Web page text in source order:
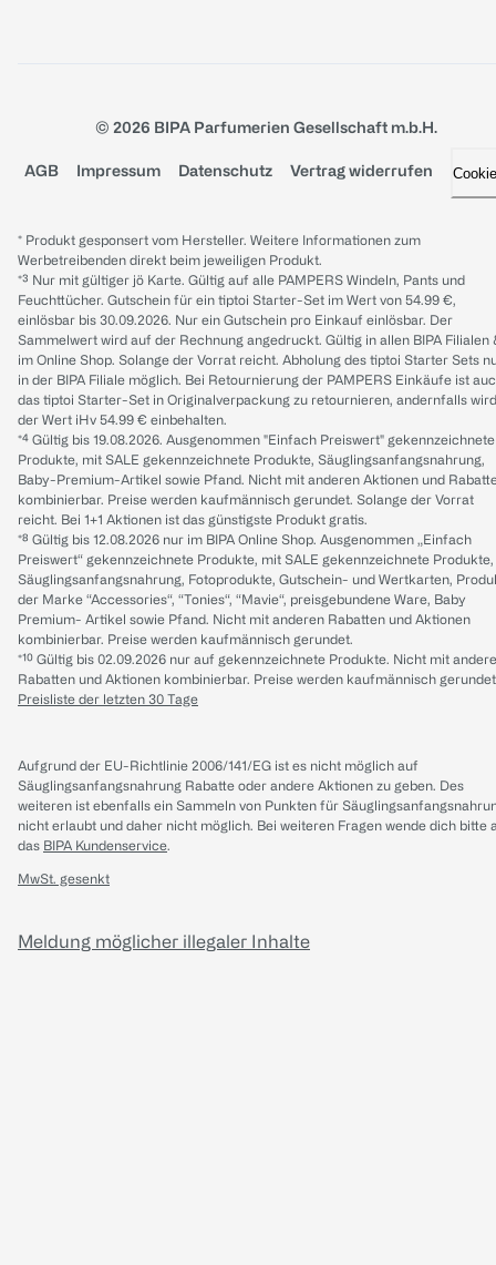
© 2026 BIPA Parfumerien Gesellschaft m.b.H.
AGB Impressum Datenschutz Vertrag widerrufen
* Produkt gesponsert vom Hersteller. Weitere Informationen zum
Werbetreibenden direkt beim jeweiligen Produkt.
*³ Nur mit gültiger jö Karte. Gültig auf alle PAMPERS Windeln, Pants und
Feuchttücher. Gutschein für ein tiptoi Starter-Set im Wert von 54.99 €,
einlösbar bis 30.09.2026. Nur ein Gutschein pro Einkauf einlösbar. Der
Sammelwert wird auf der Rechnung angedruckt. Gültig in allen BIPA Filialen
im Online Shop. Solange der Vorrat reicht. Abholung des tiptoi Starter Sets
in der BIPA Filiale möglich. Bei Retournierung der PAMPERS Einkäufe ist
das tiptoi Starter-Set in Originalverpackung zu retournieren, andernfalls wird
der Wert iHv 54.99 € einbehalten.
*⁴ Gültig bis 19.08.2026. Ausgenommen "Einfach Preiswert" gekennzeichnete
Produkte, mit SALE gekennzeichnete Produkte, Säuglingsanfangsnahrung,
Baby-Premium-Artikel sowie Pfand. Nicht mit anderen Aktionen und
kombinierbar. Preise werden kaufmännisch gerundet. Solange der Vorrat
reicht. Bei 1+1 Aktionen ist das günstigste Produkt gratis.
*⁸ Gültig bis 12.08.2026 nur im BIPA Online Shop. Ausgenommen „Einfach
Preiswert“ gekennzeichnete Produkte, mit SALE gekennzeichnete Produkte,
Säuglingsanfangsnahrung, Fotoprodukte, Gutschein- und Wertkarten,
der Marke “Accessories“, “Tonies“, “Mavie“, preisgebundene Ware, Baby
Premium- Artikel sowie Pfand. Nicht mit anderen Rabatten und Aktionen
kombinierbar. Preise werden kaufmännisch gerundet.
*¹⁰ Gültig bis 02.09.2026 nur auf gekennzeichnete Produkte. Nicht mit
Rabatten und Aktionen kombinierbar. Preise werden kaufmännisch
Preisliste der letzten 30 Tage
Aufgrund der EU-Richtlinie 2006/141/EG ist es nicht möglich auf
Säuglingsanfangsnahrung Rabatte oder andere Aktionen zu geben. Des
weiteren ist ebenfalls ein Sammeln von Punkten für
nicht erlaubt und daher nicht möglich. Bei weiteren Fragen wende dich bitte
das BIPA Kundenservice.
MwSt. gesenkt
Meldung möglicher illegaler Inhalte